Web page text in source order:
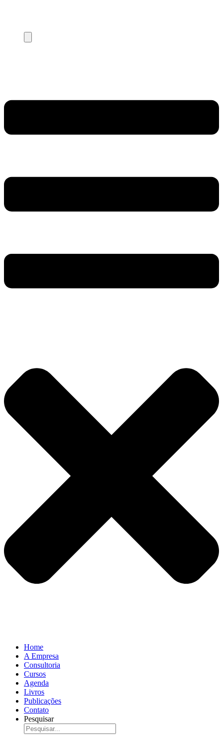
Home
A Empresa
Consultoria
Cursos
Agenda
Livros
Publicações
Contato
Pesquisar